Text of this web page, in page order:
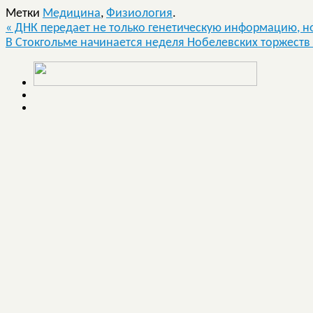
Метки Медицина, Физиология.
« ДНК передает не только генетическую информацию,
В Стокгольме начинается неделя Нобелевских торжеств